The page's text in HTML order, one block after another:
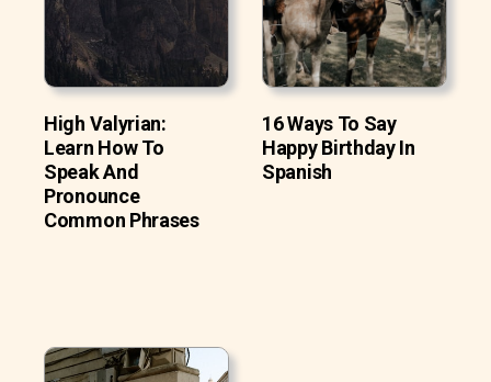
High Valyrian:
Learn How To
Speak And
Pronounce
Common Phrases
16 Ways To Say
Happy Birthday In
Spanish